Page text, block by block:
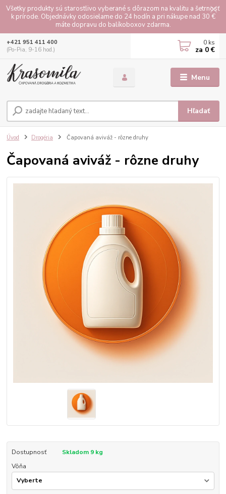
Všetky produkty sú starostlivo vyberané s dôrazom na kvalitu a šetrnosť
k prírode. Objednávky odosielame do 24 hodín a pri nákupe nad 30 €
máte dopravu do balíkoboxov zdarma.
Menu
Hľadať
+421 951 411 400
(Po-Pia, 9-16 hod.)
0 ks
za 0 €
Úvod Drogéria Čapovaná aviváž - rôzne druhy
Čapovaná aviváž - rôzne druhy
Dostupnosť
Skladom 9 kg
Vôňa